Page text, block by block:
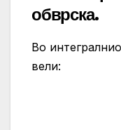
обврска.
Во
вели: